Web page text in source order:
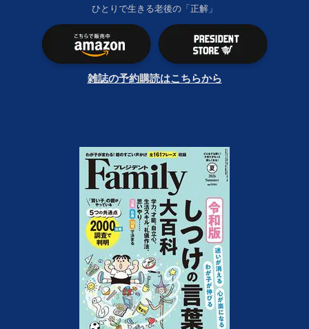
ひとりで生きる老後の「正解」
雑誌の予約購読はこちらから